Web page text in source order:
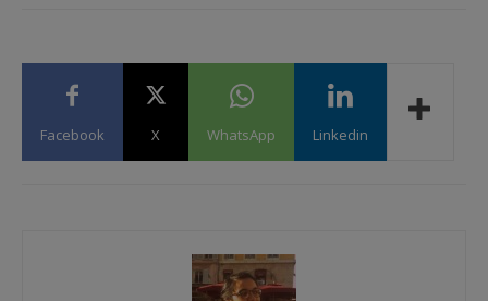
Facebook X WhatsApp Linkedin